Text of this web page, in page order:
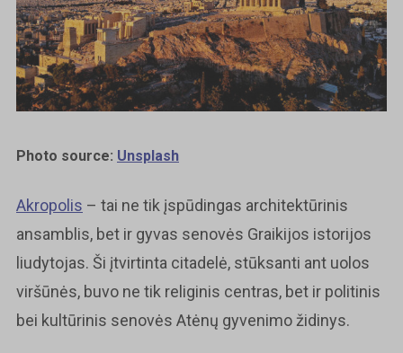
Photo source: Unsplash
Akropolis – tai ne tik įspūdingas architektūrinis
ansamblis, bet ir gyvas senovės Graikijos istorijos
liudytojas. Ši įtvirtinta citadelė, stūksanti ant uolos
viršūnės, buvo ne tik religinis centras, bet ir politinis
bei kultūrinis senovės Atėnų gyvenimo židinys.